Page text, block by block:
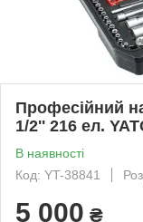
Професійний
1/2'' 216 ел.
В наявності
Код: YT-38841
5 000 ₴